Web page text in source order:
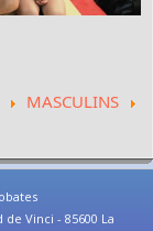
MASCULINS
Vinci - 85600 La